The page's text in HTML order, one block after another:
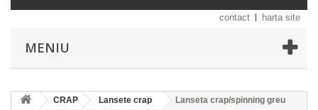
contact harta site
MENIU
CRAP Lansete crap
Lanseta crap/spinning greu